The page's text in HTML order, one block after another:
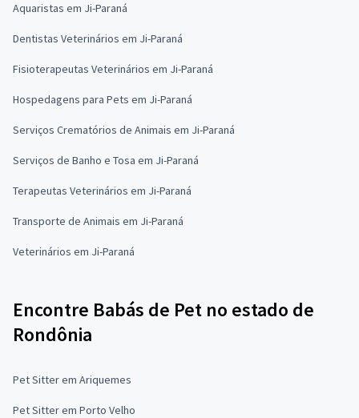
Aquaristas em Ji-Paraná
Dentistas Veterinários em Ji-Paraná
Fisioterapeutas Veterinários em Ji-Paraná
Hospedagens para Pets em Ji-Paraná
Serviços Crematórios de Animais em Ji-Paraná
Serviços de Banho e Tosa em Ji-Paraná
Terapeutas Veterinários em Ji-Paraná
Transporte de Animais em Ji-Paraná
Veterinários em Ji-Paraná
Encontre Babás de Pet no estado de
Rondônia
Pet Sitter em Ariquemes
Pet Sitter em Porto Velho